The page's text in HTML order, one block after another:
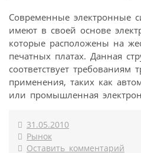
Современные электронные
имеют в своей основе
которые расположены на
печатных платах. Данная
соответствует требованиям
применения, таких как
или промышленная
31.05.2010
Рынок
Оставить комментарий